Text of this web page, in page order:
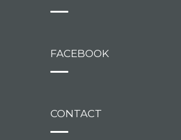
FACEBOOK
CONTACT